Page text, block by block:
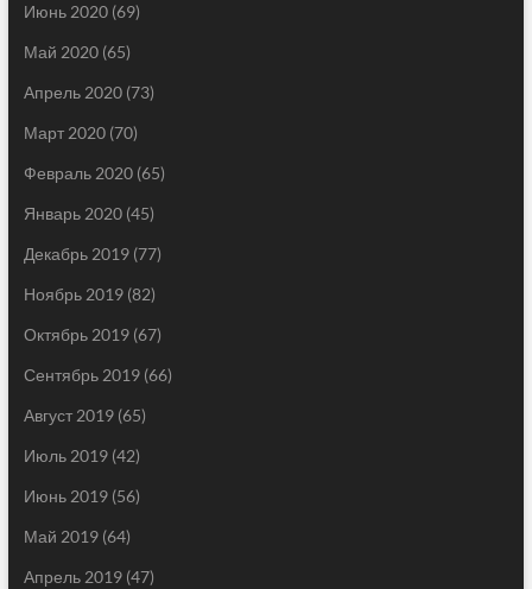
Июнь 2020(69)
Май 2020(65)
Апрель 2020(73)
Март 2020(70)
Февраль 2020(65)
Январь 2020(45)
Декабрь 2019(77)
Ноябрь 2019(82)
Октябрь 2019(67)
Сентябрь 2019(66)
Август 2019(65)
Июль 2019(42)
Июнь 2019(56)
Май 2019(64)
Апрель 2019(47)